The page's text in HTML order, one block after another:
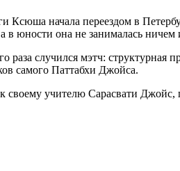
начала переездом в
в юности она не занималась
случился мэтч: структурная
самого Паттабхи Джойса.
учителю Сарасвати